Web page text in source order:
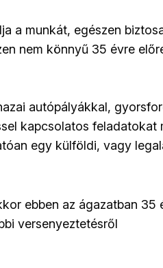
a munkát, egészen
nem könnyű 35 évre
autópályákkal,
kapcsolatos feladatokat
egy külföldi, vagy
ebben az ágazatban 35
versenyeztetésről